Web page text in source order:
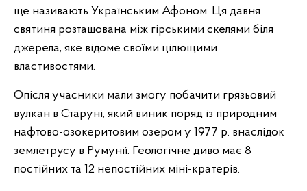
ще називають Українським Афоном. Ця давня
святиня розташована між гірськими скелями біля
джерела, яке відоме своїми цілющими
властивостями.
Опісля учасники мали змогу побачити грязьовий
вулкан в Старуні, який виник поряд із природним
нафтово-озокеритовим озером у 1977 р. внаслідок
землетрусу в Румунії. Геологічне диво має 8
постійних та 12 непостійних міні-кратерів.